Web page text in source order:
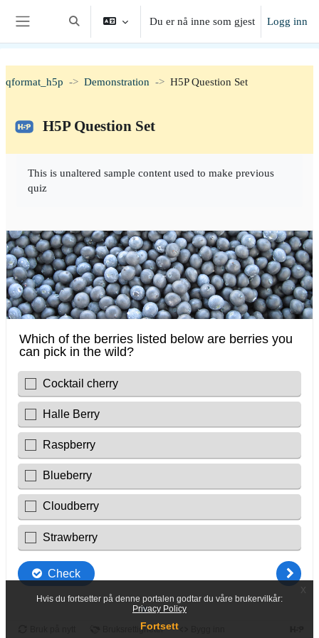
Veksle inndata for søk
Du er nå inne som gjest Logg inn
qformat_h5p Demonstration H5P Question Set
H5P Question Set
This is unaltered sample content used to make previous
quiz